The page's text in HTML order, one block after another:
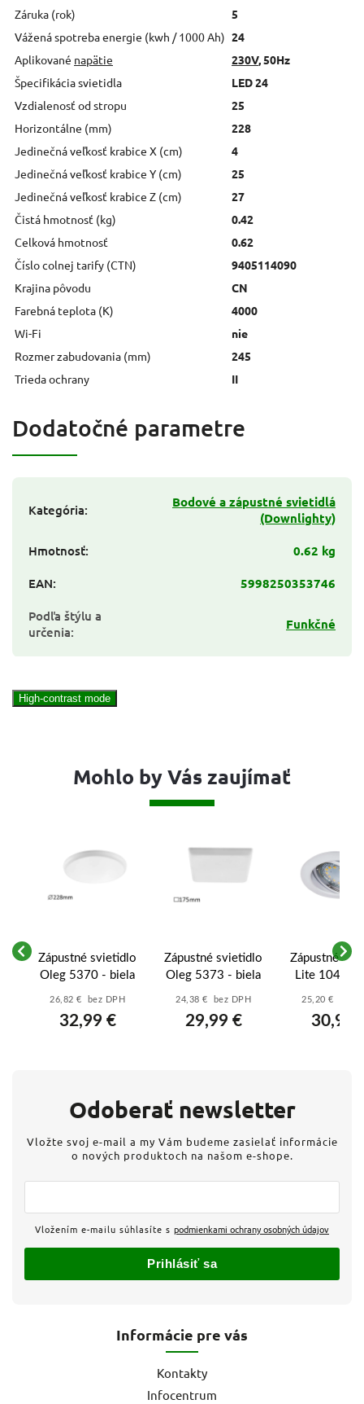
Záruka (rok)
5
Vážená spotreba energie (kwh / 1000 Ah) 24
Aplikované napätie 230V, 50Hz
Špecifikácia svietidla
LED 24
Vzdialenosť od stropu
25
Horizontálne (mm)
228
Jedinečná veľkosť krabice X (cm)
4
Jedinečná veľkosť krabice Y (cm)
25
Jedinečná veľkosť krabice Z (cm)
27
Čistá hmotnosť (kg)
0.42
Celková hmotnosť
0.62
Číslo colnej tarify (CTN)
9405114090
Krajina pôvodu
CN
Farebná teplota (K)
4000
Wi-Fi
nie
Rozmer zabudovania (mm)
245
Trieda ochrany
II
Dodatočné parametre
Kategória:
Bodové a zápustné svietidlá
(Downlighty)
Hmotnosť:
0.62 kg
EAN:
5998250353746
Podľa štýlu a
určenia: Funkčné
High-contrast mode
Mohlo by Vás zaujímať
Zápustné svietidlo
Oleg 5370 - biela
26,82 € bez DPH
32,99 €
Zápustné svietidlo
Oleg 5373 - biela
24,38 € bez DPH
29,99 €
Zápustné
Lite 1049 -
25,20 € bez
30,99
Informácie pre vás
Kontakty
Infocentrum
Odoberať newsletter
Vložte svoj e-mail a my Vám budeme zasielať informácie
o nových produktoch na našom e-shope.
Vložením e-mailu súhlasíte s podmienkami ochrany osobných údajov
Prihlásiť sa